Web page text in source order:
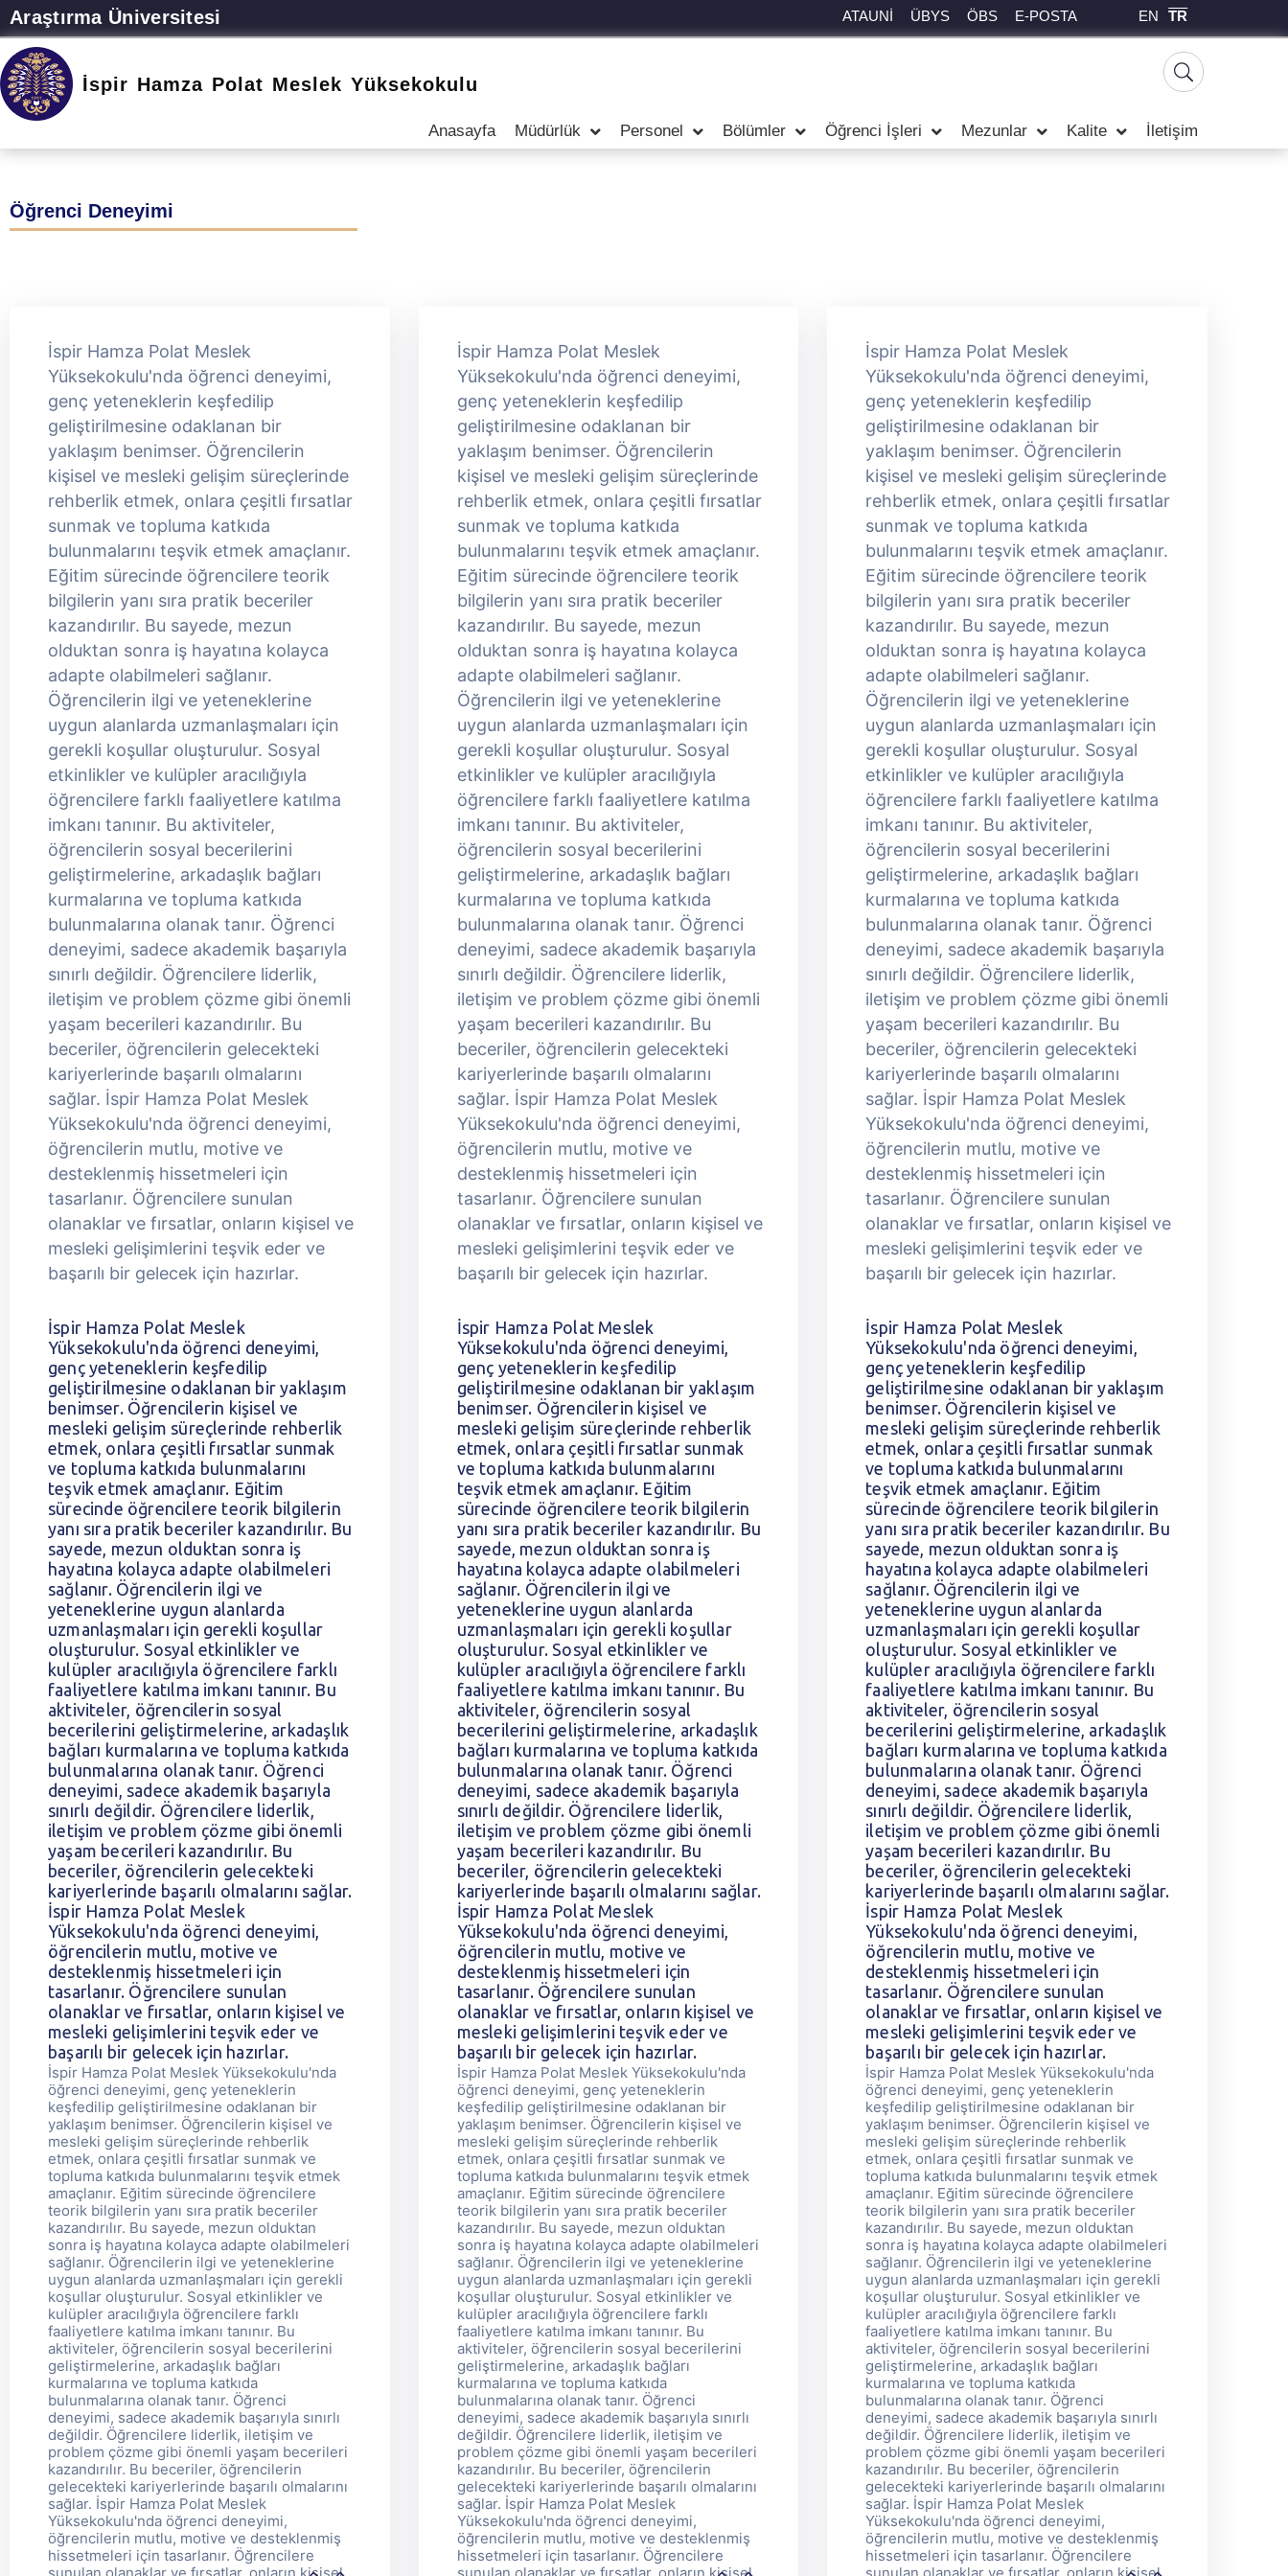
Araştırma Üniversitesi ATAUNİ ÜBYS ÖBS E-POSTA EN TR
İspir Hamza Polat Meslek Yüksekokulu
Anasayfa Müdürlük Personel Bölümler Öğrenci İşleri Mezunlar Kalite İletişim
Öğrenci Deneyimi
İspir Hamza Polat Meslek
Yüksekokulu'nda öğrenci deneyimi,
genç yeteneklerin keşfedilip
geliştirilmesine odaklanan bir
yaklaşım benimser. Öğrencilerin
kişisel ve mesleki gelişim süreçlerinde
rehberlik etmek, onlara çeşitli fırsatlar
sunmak ve topluma katkıda
bulunmalarını teşvik etmek amaçlanır.
Eğitim sürecinde öğrencilere teorik
bilgilerin yanı sıra pratik beceriler
kazandırılır. Bu sayede, mezun
olduktan sonra iş hayatına kolayca
adapte olabilmeleri sağlanır.
Öğrencilerin ilgi ve yeteneklerine
uygun alanlarda uzmanlaşmaları için
gerekli koşullar oluşturulur. Sosyal
etkinlikler ve kulüpler aracılığıyla
öğrencilere farklı faaliyetlere katılma
imkanı tanınır. Bu aktiviteler,
öğrencilerin sosyal becerilerini
geliştirmelerine, arkadaşlık bağları
kurmalarına ve topluma katkıda
bulunmalarına olanak tanır. Öğrenci
deneyimi, sadece akademik başarıyla
sınırlı değildir. Öğrencilere liderlik,
iletişim ve problem çözme gibi önemli
yaşam becerileri kazandırılır. Bu
beceriler, öğrencilerin gelecekteki
kariyerlerinde başarılı olmalarını
sağlar. İspir Hamza Polat Meslek
Yüksekokulu'nda öğrenci deneyimi,
öğrencilerin mutlu, motive ve
desteklenmiş hissetmeleri için
tasarlanır. Öğrencilere sunulan
olanaklar ve fırsatlar, onların kişisel ve
mesleki gelişimlerini teşvik eder ve
başarılı bir gelecek için hazırlar.
İspir Hamza Polat Meslek
Yüksekokulu'nda öğrenci deneyimi,
genç yeteneklerin keşfedilip
geliştirilmesine odaklanan bir yaklaşım
benimser. Öğrencilerin kişisel ve
mesleki gelişim süreçlerinde rehberlik
etmek, onlara çeşitli fırsatlar sunmak
ve topluma katkıda bulunmalarını
teşvik etmek amaçlanır. Eğitim
sürecinde öğrencilere teorik bilgilerin
yanı sıra pratik beceriler kazandırılır. Bu
sayede, mezun olduktan sonra iş
hayatına kolayca adapte olabilmeleri
sağlanır. Öğrencilerin ilgi ve
yeteneklerine uygun alanlarda
uzmanlaşmaları için gerekli koşullar
oluşturulur. Sosyal etkinlikler ve
kulüpler aracılığıyla öğrencilere farklı
faaliyetlere katılma imkanı tanınır. Bu
aktiviteler, öğrencilerin sosyal
becerilerini geliştirmelerine, arkadaşlık
bağları kurmalarına ve topluma katkıda
bulunmalarına olanak tanır. Öğrenci
deneyimi, sadece akademik başarıyla
sınırlı değildir. Öğrencilere liderlik,
iletişim ve problem çözme gibi önemli
yaşam becerileri kazandırılır. Bu
beceriler, öğrencilerin gelecekteki
kariyerlerinde başarılı olmalarını sağlar.
İspir Hamza Polat Meslek
Yüksekokulu'nda öğrenci deneyimi,
öğrencilerin mutlu, motive ve
desteklenmiş hissetmeleri için
tasarlanır. Öğrencilere sunulan
olanaklar ve fırsatlar, onların kişisel ve
mesleki gelişimlerini teşvik eder ve
başarılı bir gelecek için hazırlar.
İspir Hamza Polat Meslek Yüksekokulu'nda
öğrenci deneyimi, genç yeteneklerin
keşfedilip geliştirilmesine odaklanan bir
yaklaşım benimser. Öğrencilerin kişisel ve
mesleki gelişim süreçlerinde rehberlik
etmek, onlara çeşitli fırsatlar sunmak ve
topluma katkıda bulunmalarını teşvik etmek
amaçlanır. Eğitim sürecinde öğrencilere
teorik bilgilerin yanı sıra pratik beceriler
kazandırılır. Bu sayede, mezun olduktan
sonra iş hayatına kolayca adapte olabilmeleri
sağlanır. Öğrencilerin ilgi ve yeteneklerine
uygun alanlarda uzmanlaşmaları için gerekli
koşullar oluşturulur. Sosyal etkinlikler ve
kulüpler aracılığıyla öğrencilere farklı
faaliyetlere katılma imkanı tanınır. Bu
aktiviteler, öğrencilerin sosyal becerilerini
geliştirmelerine, arkadaşlık bağları
kurmalarına ve topluma katkıda
bulunmalarına olanak tanır. Öğrenci
deneyimi, sadece akademik başarıyla sınırlı
değildir. Öğrencilere liderlik, iletişim ve
problem çözme gibi önemli yaşam becerileri
kazandırılır. Bu beceriler, öğrencilerin
gelecekteki kariyerlerinde başarılı olmalarını
sağlar. İspir Hamza Polat Meslek
Yüksekokulu'nda öğrenci deneyimi,
öğrencilerin mutlu, motive ve desteklenmiş
hissetmeleri için tasarlanır. Öğrencilere
İspir Hamza Polat Meslek
Yüksekokulu'nda öğrenci deneyimi,
genç yeteneklerin keşfedilip
geliştirilmesine odaklanan bir
yaklaşım benimser. Öğrencilerin
kişisel ve mesleki gelişim süreçlerinde
rehberlik etmek, onlara çeşitli fırsatlar
sunmak ve topluma katkıda
bulunmalarını teşvik etmek amaçlanır.
Eğitim sürecinde öğrencilere teorik
bilgilerin yanı sıra pratik beceriler
kazandırılır. Bu sayede, mezun
olduktan sonra iş hayatına kolayca
adapte olabilmeleri sağlanır.
Öğrencilerin ilgi ve yeteneklerine
uygun alanlarda uzmanlaşmaları için
gerekli koşullar oluşturulur. Sosyal
etkinlikler ve kulüpler aracılığıyla
öğrencilere farklı faaliyetlere katılma
imkanı tanınır. Bu aktiviteler,
öğrencilerin sosyal becerilerini
geliştirmelerine, arkadaşlık bağları
kurmalarına ve topluma katkıda
bulunmalarına olanak tanır. Öğrenci
deneyimi, sadece akademik başarıyla
sınırlı değildir. Öğrencilere liderlik,
iletişim ve problem çözme gibi önemli
yaşam becerileri kazandırılır. Bu
beceriler, öğrencilerin gelecekteki
kariyerlerinde başarılı olmalarını
sağlar. İspir Hamza Polat Meslek
Yüksekokulu'nda öğrenci deneyimi,
öğrencilerin mutlu, motive ve
desteklenmiş hissetmeleri için
tasarlanır. Öğrencilere sunulan
olanaklar ve fırsatlar, onların kişisel ve
mesleki gelişimlerini teşvik eder ve
başarılı bir gelecek için hazırlar.
İspir Hamza Polat Meslek
Yüksekokulu'nda öğrenci deneyimi,
genç yeteneklerin keşfedilip
geliştirilmesine odaklanan bir yaklaşım
benimser. Öğrencilerin kişisel ve
mesleki gelişim süreçlerinde rehberlik
etmek, onlara çeşitli fırsatlar sunmak
ve topluma katkıda bulunmalarını
teşvik etmek amaçlanır. Eğitim
sürecinde öğrencilere teorik bilgilerin
yanı sıra pratik beceriler kazandırılır. Bu
sayede, mezun olduktan sonra iş
hayatına kolayca adapte olabilmeleri
sağlanır. Öğrencilerin ilgi ve
yeteneklerine uygun alanlarda
uzmanlaşmaları için gerekli koşullar
oluşturulur. Sosyal etkinlikler ve
kulüpler aracılığıyla öğrencilere farklı
faaliyetlere katılma imkanı tanınır. Bu
aktiviteler, öğrencilerin sosyal
becerilerini geliştirmelerine, arkadaşlık
bağları kurmalarına ve topluma katkıda
bulunmalarına olanak tanır. Öğrenci
deneyimi, sadece akademik başarıyla
sınırlı değildir. Öğrencilere liderlik,
iletişim ve problem çözme gibi önemli
yaşam becerileri kazandırılır. Bu
beceriler, öğrencilerin gelecekteki
kariyerlerinde başarılı olmalarını sağlar.
İspir Hamza Polat Meslek
Yüksekokulu'nda öğrenci deneyimi,
öğrencilerin mutlu, motive ve
desteklenmiş hissetmeleri için
tasarlanır. Öğrencilere sunulan
olanaklar ve fırsatlar, onların kişisel ve
mesleki gelişimlerini teşvik eder ve
başarılı bir gelecek için hazırlar.
İspir Hamza Polat Meslek Yüksekokulu'nda
öğrenci deneyimi, genç yeteneklerin
keşfedilip geliştirilmesine odaklanan bir
yaklaşım benimser. Öğrencilerin kişisel ve
mesleki gelişim süreçlerinde rehberlik
etmek, onlara çeşitli fırsatlar sunmak ve
topluma katkıda bulunmalarını teşvik etmek
amaçlanır. Eğitim sürecinde öğrencilere
teorik bilgilerin yanı sıra pratik beceriler
kazandırılır. Bu sayede, mezun olduktan
sonra iş hayatına kolayca adapte olabilmeleri
sağlanır. Öğrencilerin ilgi ve yeteneklerine
uygun alanlarda uzmanlaşmaları için gerekli
koşullar oluşturulur. Sosyal etkinlikler ve
kulüpler aracılığıyla öğrencilere farklı
faaliyetlere katılma imkanı tanınır. Bu
aktiviteler, öğrencilerin sosyal becerilerini
geliştirmelerine, arkadaşlık bağları
kurmalarına ve topluma katkıda
bulunmalarına olanak tanır. Öğrenci
deneyimi, sadece akademik başarıyla sınırlı
değildir. Öğrencilere liderlik, iletişim ve
problem çözme gibi önemli yaşam becerileri
kazandırılır. Bu beceriler, öğrencilerin
gelecekteki kariyerlerinde başarılı olmalarını
sağlar. İspir Hamza Polat Meslek
Yüksekokulu'nda öğrenci deneyimi,
öğrencilerin mutlu, motive ve desteklenmiş
hissetmeleri için tasarlanır. Öğrencilere
İspir Hamza Polat Meslek
Yüksekokulu'nda öğrenci deneyimi,
genç yeteneklerin keşfedilip
geliştirilmesine odaklanan bir
yaklaşım benimser. Öğrencilerin
kişisel ve mesleki gelişim süreçlerinde
rehberlik etmek, onlara çeşitli fırsatlar
sunmak ve topluma katkıda
bulunmalarını teşvik etmek amaçlanır.
Eğitim sürecinde öğrencilere teorik
bilgilerin yanı sıra pratik beceriler
kazandırılır. Bu sayede, mezun
olduktan sonra iş hayatına kolayca
adapte olabilmeleri sağlanır.
Öğrencilerin ilgi ve yeteneklerine
uygun alanlarda uzmanlaşmaları için
gerekli koşullar oluşturulur. Sosyal
etkinlikler ve kulüpler aracılığıyla
öğrencilere farklı faaliyetlere katılma
imkanı tanınır. Bu aktiviteler,
öğrencilerin sosyal becerilerini
geliştirmelerine, arkadaşlık bağları
kurmalarına ve topluma katkıda
bulunmalarına olanak tanır. Öğrenci
deneyimi, sadece akademik başarıyla
sınırlı değildir. Öğrencilere liderlik,
iletişim ve problem çözme gibi önemli
yaşam becerileri kazandırılır. Bu
beceriler, öğrencilerin gelecekteki
kariyerlerinde başarılı olmalarını
sağlar. İspir Hamza Polat Meslek
Yüksekokulu'nda öğrenci deneyimi,
öğrencilerin mutlu, motive ve
desteklenmiş hissetmeleri için
tasarlanır. Öğrencilere sunulan
olanaklar ve fırsatlar, onların kişisel ve
mesleki gelişimlerini teşvik eder ve
başarılı bir gelecek için hazırlar.
İspir Hamza Polat Meslek
Yüksekokulu'nda öğrenci deneyimi,
genç yeteneklerin keşfedilip
geliştirilmesine odaklanan bir yaklaşım
benimser. Öğrencilerin kişisel ve
mesleki gelişim süreçlerinde rehberlik
etmek, onlara çeşitli fırsatlar sunmak
ve topluma katkıda bulunmalarını
teşvik etmek amaçlanır. Eğitim
sürecinde öğrencilere teorik bilgilerin
yanı sıra pratik beceriler kazandırılır. Bu
sayede, mezun olduktan sonra iş
hayatına kolayca adapte olabilmeleri
sağlanır. Öğrencilerin ilgi ve
yeteneklerine uygun alanlarda
uzmanlaşmaları için gerekli koşullar
oluşturulur. Sosyal etkinlikler ve
kulüpler aracılığıyla öğrencilere farklı
faaliyetlere katılma imkanı tanınır. Bu
aktiviteler, öğrencilerin sosyal
becerilerini geliştirmelerine, arkadaşlık
bağları kurmalarına ve topluma katkıda
bulunmalarına olanak tanır. Öğrenci
deneyimi, sadece akademik başarıyla
sınırlı değildir. Öğrencilere liderlik,
iletişim ve problem çözme gibi önemli
yaşam becerileri kazandırılır. Bu
beceriler, öğrencilerin gelecekteki
kariyerlerinde başarılı olmalarını sağlar.
İspir Hamza Polat Meslek
Yüksekokulu'nda öğrenci deneyimi,
öğrencilerin mutlu, motive ve
desteklenmiş hissetmeleri için
tasarlanır. Öğrencilere sunulan
olanaklar ve fırsatlar, onların kişisel ve
mesleki gelişimlerini teşvik eder ve
başarılı bir gelecek için hazırlar.
İspir Hamza Polat Meslek Yüksekokulu'nda
öğrenci deneyimi, genç yeteneklerin
keşfedilip geliştirilmesine odaklanan bir
yaklaşım benimser. Öğrencilerin kişisel ve
mesleki gelişim süreçlerinde rehberlik
etmek, onlara çeşitli fırsatlar sunmak ve
topluma katkıda bulunmalarını teşvik etmek
amaçlanır. Eğitim sürecinde öğrencilere
teorik bilgilerin yanı sıra pratik beceriler
kazandırılır. Bu sayede, mezun olduktan
sonra iş hayatına kolayca adapte olabilmeleri
sağlanır. Öğrencilerin ilgi ve yeteneklerine
uygun alanlarda uzmanlaşmaları için gerekli
koşullar oluşturulur. Sosyal etkinlikler ve
kulüpler aracılığıyla öğrencilere farklı
faaliyetlere katılma imkanı tanınır. Bu
aktiviteler, öğrencilerin sosyal becerilerini
geliştirmelerine, arkadaşlık bağları
kurmalarına ve topluma katkıda
bulunmalarına olanak tanır. Öğrenci
deneyimi, sadece akademik başarıyla sınırlı
değildir. Öğrencilere liderlik, iletişim ve
problem çözme gibi önemli yaşam becerileri
kazandırılır. Bu beceriler, öğrencilerin
gelecekteki kariyerlerinde başarılı olmalarını
sağlar. İspir Hamza Polat Meslek
Yüksekokulu'nda öğrenci deneyimi,
öğrencilerin mutlu, motive ve desteklenmiş
hissetmeleri için tasarlanır. Öğrencilere